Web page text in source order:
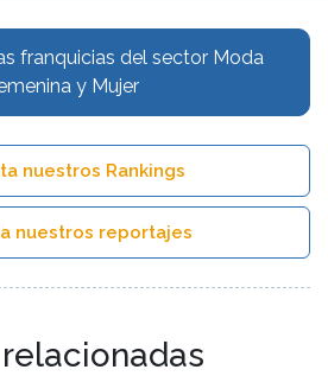
franquicias del sector Moda
y Mujer
nuestros Rankings
nuestros reportajes